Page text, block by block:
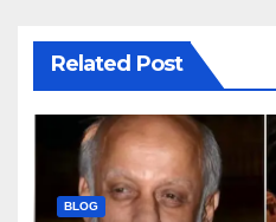
Related Post
BLOG